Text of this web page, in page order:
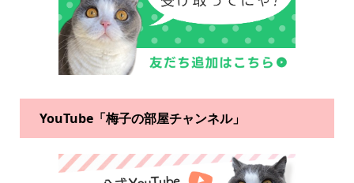
YouTube「梅子の部屋チャンネル」